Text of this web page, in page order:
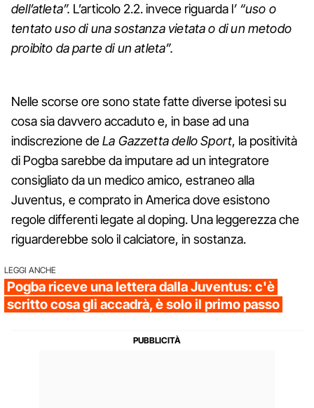
dell’atleta”. L’articolo 2.2. invece riguarda l’ “uso o
tentato uso di una sostanza vietata o di un metodo
proibito da parte di un atleta”.
Nelle scorse ore sono state fatte diverse ipotesi su
cosa sia davvero accaduto e, in base ad una
indiscrezione deLa Gazzetta dello Sport, la positività
di Pogba sarebbe da imputare ad un integratore
consigliato da un medico amico, estraneo alla
Juventus, e comprato in America dove esistono
regole differenti legate al doping. Una leggerezza che
riguarderebbe solo il calciatore, in sostanza.
LEGGI ANCHE
Pogba riceve una lettera dalla Juventus: c'è
scritto cosa gli accadrà, è solo il primo passo